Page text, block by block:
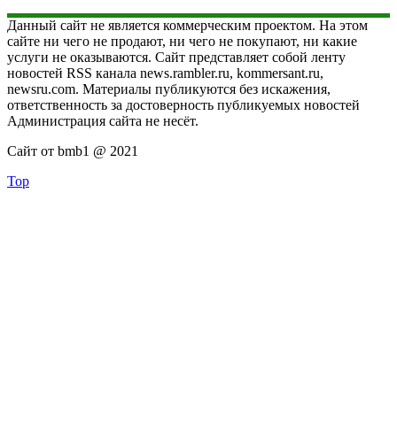
Данный сайт не является коммерческим проектом. На этом
сайте ни чего не продают, ни чего не покупают, ни какие
услуги не оказываются. Сайт представляет собой ленту
новостей RSS канала news.rambler.ru, kommersant.ru,
newsru.com. Материалы публикуются без искажения,
ответственность за достоверность публикуемых новостей
Администрация сайта не несёт.
Сайт от bmb1 @ 2021
Top